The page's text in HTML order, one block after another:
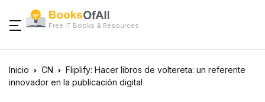
Free IT Books & Resources
Inicio CN
Fliplify: Hacer libros de voltereta: un referente
innovador en la publicación digital